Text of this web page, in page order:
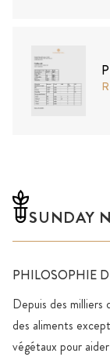
SUNDAY
PHILOSOPHIE
Depuis des
des aliments
végétaux pour